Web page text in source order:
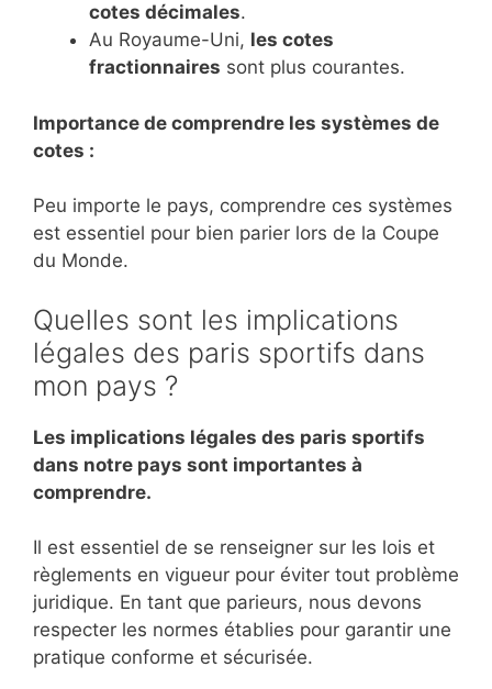
cotes décimales.
Au Royaume-Uni, les cotes
fractionnaires sont plus courantes.
Importance de comprendre les systèmes de
cotes :
Peu importe le pays, comprendre ces systèmes
est essentiel pour bien parier lors de la Coupe
du Monde.
Quelles sont les implications
légales des paris sportifs dans
mon pays ?
Les implications légales des paris sportifs
dans notre pays sont importantes à
comprendre.
Il est essentiel de se renseigner sur les lois et
règlements en vigueur pour éviter tout problème
juridique. En tant que parieurs, nous devons
respecter les normes établies pour garantir une
pratique conforme et sécurisée.